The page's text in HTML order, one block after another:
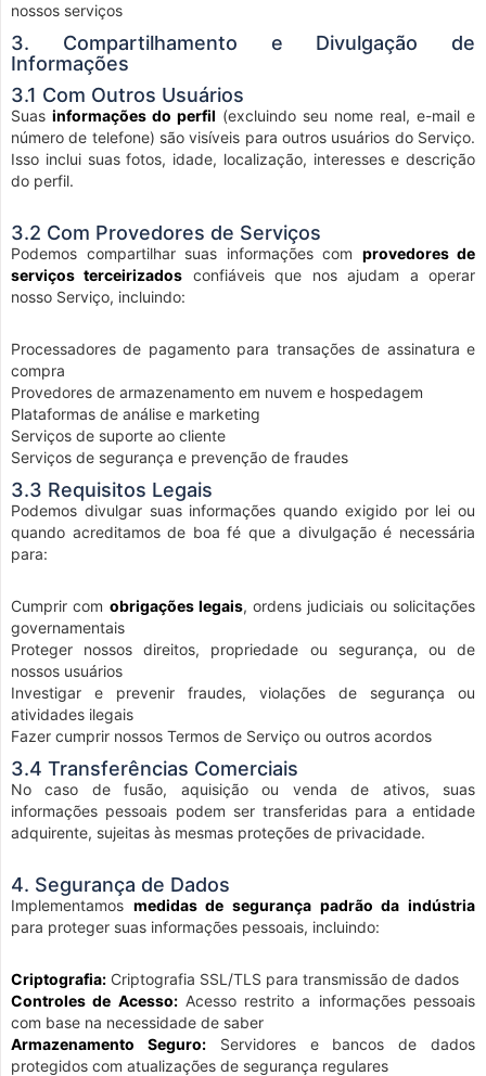
nossos serviços
3. Compartilhamento e Divulgação de
Informações
3.1 Com Outros Usuários
Suas informações do perfil (excluindo seu nome real, e-mail e
número de telefone) são visíveis para outros usuários do Serviço.
Isso inclui suas fotos, idade, localização, interesses e descrição
do perfil.
3.2 Com Provedores de Serviços
Podemos compartilhar suas informações com provedores de
serviços terceirizados confiáveis que nos ajudam a operar
nosso Serviço, incluindo:
Processadores de pagamento para transações de assinatura e
compra
Provedores de armazenamento em nuvem e hospedagem
Plataformas de análise e marketing
Serviços de suporte ao cliente
Serviços de segurança e prevenção de fraudes
3.3 Requisitos Legais
Podemos divulgar suas informações quando exigido por lei ou
quando acreditamos de boa fé que a divulgação é necessária
para:
Cumprir com obrigações legais, ordens judiciais ou solicitações
governamentais
Proteger nossos direitos, propriedade ou segurança, ou de
nossos usuários
Investigar e prevenir fraudes, violações de segurança ou
atividades ilegais
Fazer cumprir nossos Termos de Serviço ou outros acordos
3.4 Transferências Comerciais
No caso de fusão, aquisição ou venda de ativos, suas
informações pessoais podem ser transferidas para a entidade
adquirente, sujeitas às mesmas proteções de privacidade.
4. Segurança de Dados
Implementamos medidas de segurança padrão da indústria
para proteger suas informações pessoais, incluindo:
Criptografia: Criptografia SSL/TLS para transmissão de dados
Controles de Acesso:Acesso restrito a informações pessoais
com base na necessidade de saber
Armazenamento Seguro:Servidores e bancos de dados
protegidos com atualizações de segurança regulares